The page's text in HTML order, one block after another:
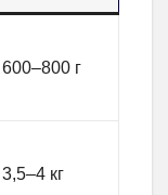
600–800 г
3,5–4 кг